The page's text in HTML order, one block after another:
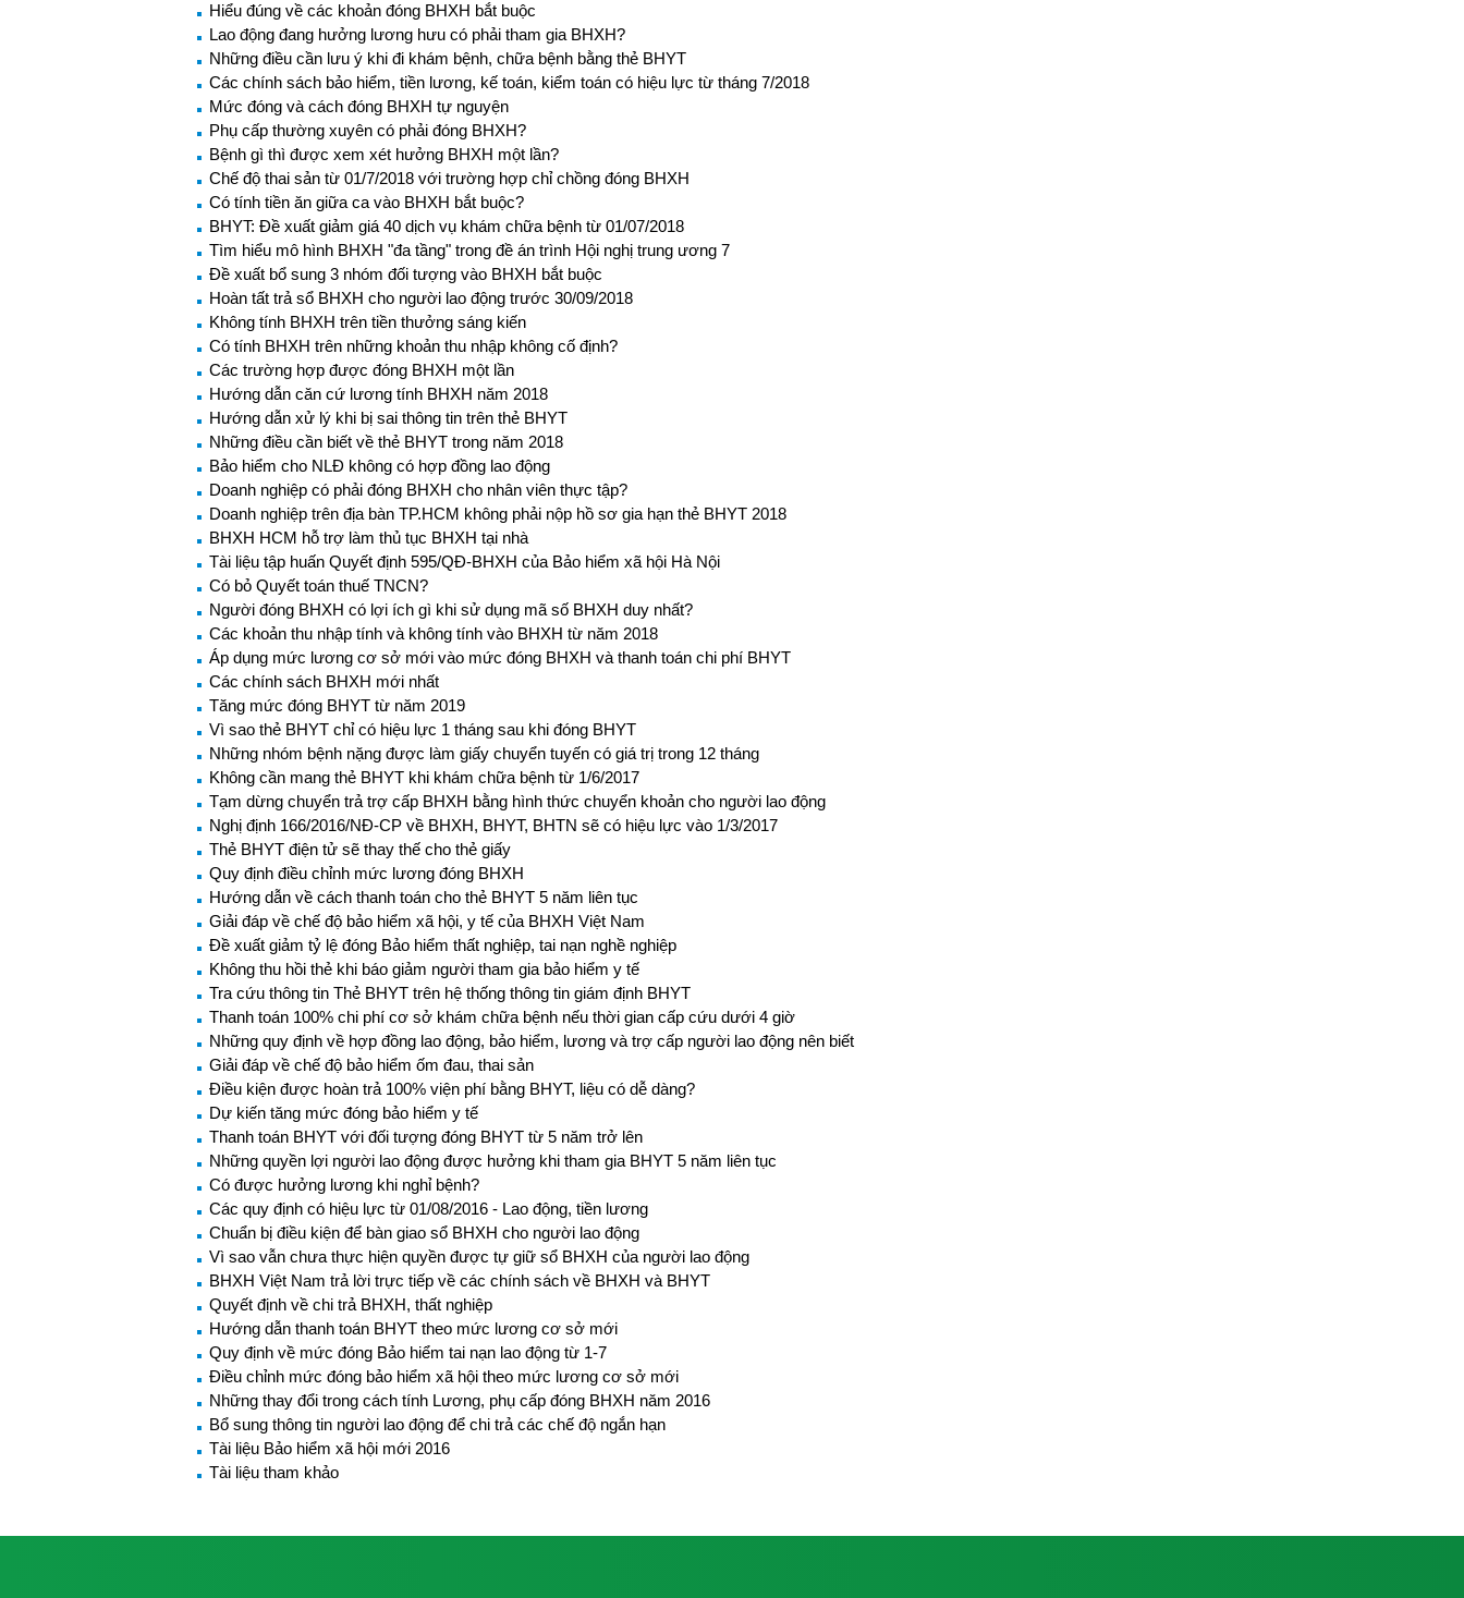
Hiểu đúng về các khoản đóng BHXH bắt buộc
Lao động đang hưởng lương hưu có phải tham gia BHXH?
Những điều cần lưu ý khi đi khám bệnh, chữa bệnh bằng thẻ BHYT
Các chính sách bảo hiểm, tiền lương, kế toán, kiểm toán có hiệu lực từ tháng 7/2018
Mức đóng và cách đóng BHXH tự nguyện
Phụ cấp thường xuyên có phải đóng BHXH?
Bệnh gì thì được xem xét hưởng BHXH một lần?
Chế độ thai sản từ 01/7/2018 với trường hợp chỉ chồng đóng BHXH
Có tính tiền ăn giữa ca vào BHXH bắt buộc?
BHYT: Đề xuất giảm giá 40 dịch vụ khám chữa bệnh từ 01/07/2018
Tìm hiểu mô hình BHXH "đa tầng" trong đề án trình Hội nghị trung ương 7
Đề xuất bổ sung 3 nhóm đối tượng vào BHXH bắt buộc
Hoàn tất trả sổ BHXH cho người lao động trước 30/09/2018
Không tính BHXH trên tiền thưởng sáng kiến
Có tính BHXH trên những khoản thu nhập không cố định?
Các trường hợp được đóng BHXH một lần
Hướng dẫn căn cứ lương tính BHXH năm 2018
Hướng dẫn xử lý khi bị sai thông tin trên thẻ BHYT
Những điều cần biết về thẻ BHYT trong năm 2018
Bảo hiểm cho NLĐ không có hợp đồng lao động
Doanh nghiệp có phải đóng BHXH cho nhân viên thực tập?
Doanh nghiệp trên địa bàn TP.HCM không phải nộp hồ sơ gia hạn thẻ BHYT 2018
BHXH HCM hỗ trợ làm thủ tục BHXH tại nhà
Tài liệu tập huấn Quyết định 595/QĐ-BHXH của Bảo hiểm xã hội Hà Nội
Có bỏ Quyết toán thuế TNCN?
Người đóng BHXH có lợi ích gì khi sử dụng mã số BHXH duy nhất?
Các khoản thu nhập tính và không tính vào BHXH từ năm 2018
Áp dụng mức lương cơ sở mới vào mức đóng BHXH và thanh toán chi phí BHYT
Các chính sách BHXH mới nhất
Tăng mức đóng BHYT từ năm 2019
Vì sao thẻ BHYT chỉ có hiệu lực 1 tháng sau khi đóng BHYT
Những nhóm bệnh nặng được làm giấy chuyển tuyến có giá trị trong 12 tháng
Không cần mang thẻ BHYT khi khám chữa bệnh từ 1/6/2017
Tạm dừng chuyển trả trợ cấp BHXH bằng hình thức chuyển khoản cho người lao động
Nghị định 166/2016/NĐ-CP về BHXH, BHYT, BHTN sẽ có hiệu lực vào 1/3/2017
Thẻ BHYT điện tử sẽ thay thế cho thẻ giấy
Quy định điều chỉnh mức lương đóng BHXH
Hướng dẫn về cách thanh toán cho thẻ BHYT 5 năm liên tục
Giải đáp về chế độ bảo hiểm xã hội, y tế của BHXH Việt Nam
Đề xuất giảm tỷ lệ đóng Bảo hiểm thất nghiệp, tai nạn nghề nghiệp
Không thu hồi thẻ khi báo giảm người tham gia bảo hiểm y tế
Tra cứu thông tin Thẻ BHYT trên hệ thống thông tin giám định BHYT
Thanh toán 100% chi phí cơ sở khám chữa bệnh nếu thời gian cấp cứu dưới 4 giờ
Những quy định về hợp đồng lao động, bảo hiểm, lương và trợ cấp người lao động nên biết
Giải đáp về chế độ bảo hiểm ốm đau, thai sản
Điều kiện được hoàn trả 100% viện phí bằng BHYT, liệu có dễ dàng?
Dự kiến tăng mức đóng bảo hiểm y tế
Thanh toán BHYT với đối tượng đóng BHYT từ 5 năm trở lên
Những quyền lợi người lao động được hưởng khi tham gia BHYT 5 năm liên tục
Có được hưởng lương khi nghỉ bệnh?
Các quy định có hiệu lực từ 01/08/2016 - Lao động, tiền lương
Chuẩn bị điều kiện để bàn giao sổ BHXH cho người lao động
Vì sao vẫn chưa thực hiện quyền được tự giữ sổ BHXH của người lao động
BHXH Việt Nam trả lời trực tiếp về các chính sách về BHXH và BHYT
Quyết định về chi trả BHXH, thất nghiệp
Hướng dẫn thanh toán BHYT theo mức lương cơ sở mới
Quy định về mức đóng Bảo hiểm tai nạn lao động từ 1-7
Điều chỉnh mức đóng bảo hiểm xã hội theo mức lương cơ sở mới
Những thay đổi trong cách tính Lương, phụ cấp đóng BHXH năm 2016
Bổ sung thông tin người lao động để chi trả các chế độ ngắn hạn
Tài liệu Bảo hiểm xã hội mới 2016
Tài liệu tham khảo